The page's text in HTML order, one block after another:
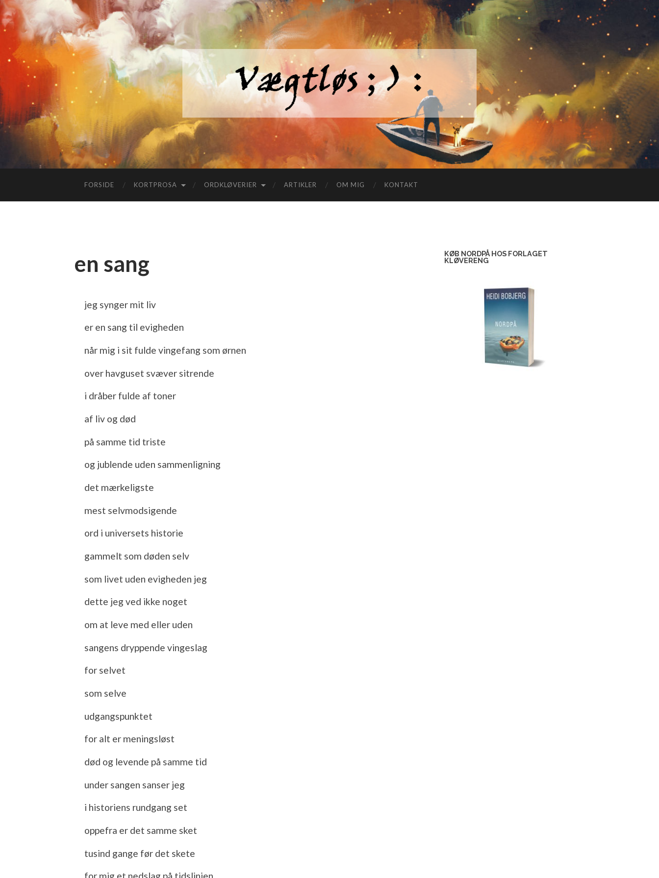
FORSIDE KORTPROSA ORDKLØVERIER ARTIKLER OM MIG KONTAKT
en sang
jeg synger mit liv
er en sang til evigheden
når mig i sit fulde vingefang som ørnen
over havguset svæver sitrende
i dråber fulde af toner
af liv og død
på samme tid triste
og jublende uden sammenligning
det mærkeligste
mest selvmodsigende
ord i universets historie
gammelt som døden selv
som livet uden evigheden jeg
dette jeg ved ikke noget
om at leve med eller uden
sangens dryppende vingeslag
for selvet
som selve
udgangspunktet
for alt er meningsløst
død og levende på samme tid
under sangen sanser jeg
i historiens rundgang set
oppefra er det samme sket
tusind gange før det skete
KØB NORDPÅ HOS FORLAGET
KLØVERENG